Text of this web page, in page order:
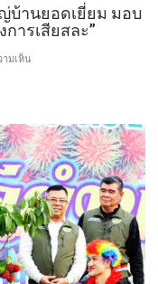
บ้านยอดเยี่ยม มอบ
ารเสียสละ”
มเห็น
264
กำนัน
ผู้ใหญ่
บ้าน
ยอด
เยี่ยม
มอบ
แหนบ